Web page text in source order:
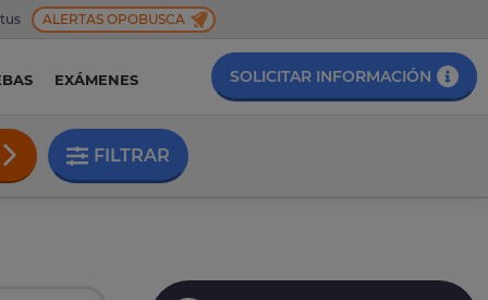
ALERTAS OPOBUSCA
EXÁMENES SOLICITAR INFORMACIÓN
FILTRAR